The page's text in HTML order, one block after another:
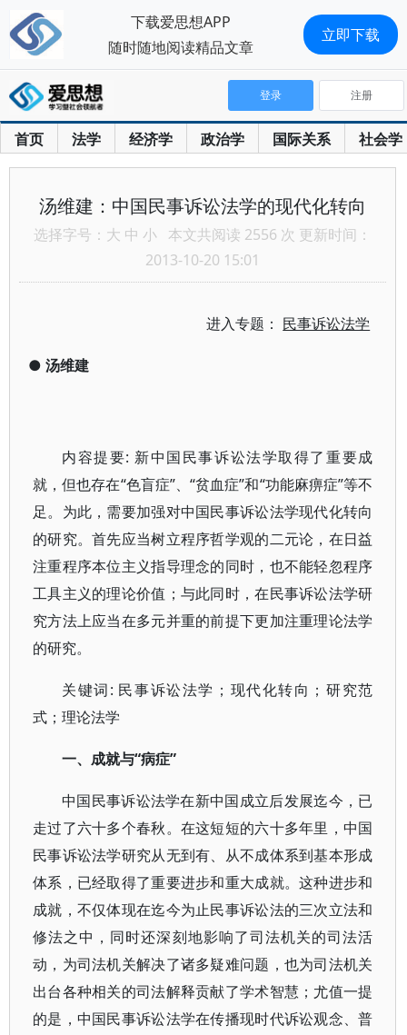
首页 法学 经济学 政治学 国际关系 社会学
登录 注册
汤维建：中国民事诉讼法学的现代化转向
选择字号： 大 中 小 本文共阅读 2556 次 更新时间：
2013-10-20 15:01
进入专题： 民事诉讼法学
● 汤维建
内容提要: 新中国民事诉讼法学取得了重要成
就，但也存在“色盲症”、“贫血症”和“功能麻痹症”等不
足。为此，需要加强对中国民事诉讼法学现代化转向
的研究。首先应当树立程序哲学观的二元论，在日益
注重程序本位主义指导理念的同时，也不能轻忽程序
工具主义的理论价值；与此同时，在民事诉讼法学研
究方法上应当在多元并重的前提下更加注重理论法学
的研究。
关键词: 民事诉讼法学；现代化转向；研究范
式；理论法学
一、成就与“病症”
中国民事诉讼法学在新中国成立后发展迄今，已
走过了六十多个春秋。在这短短的六十多年里，中国
民事诉讼法学研究从无到有、从不成体系到基本形成
体系，已经取得了重要进步和重大成就。这种进步和
成就，不仅体现在迄今为止民事诉讼法的三次立法和
修法之中，同时还深刻地影响了司法机关的司法活
动，为司法机关解决了诸多疑难问题，也为司法机关
出台各种相关的司法解释贡献了学术智慧；尤值一提
的是，中国民事诉讼法学在传播现时代诉讼观念、普
下载爱思想APP
随时随地阅读精品文章
立即下载